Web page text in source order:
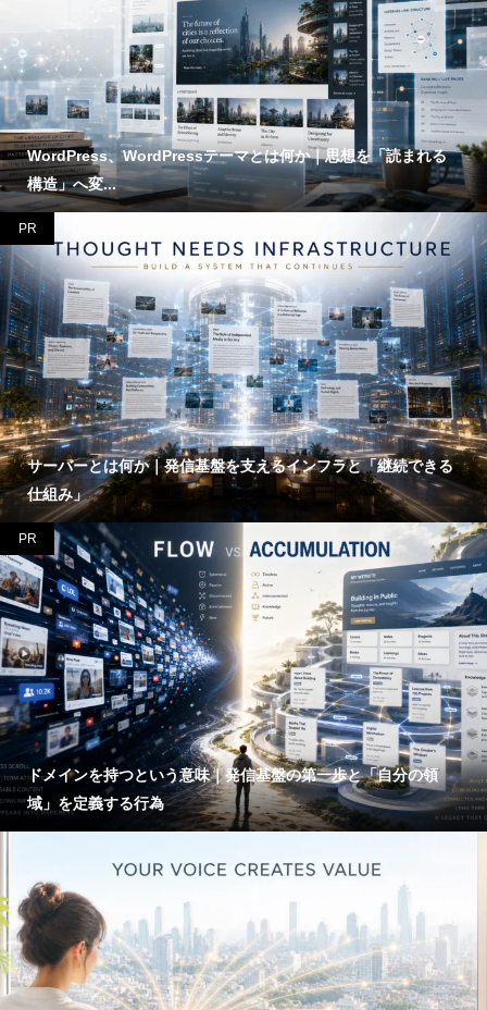
WordPress、WordPressテーマとは何か｜思想を「読まれる
構造」へ変...
サーバーとは何か｜発信基盤を支えるインフラと「継続できる
仕組み」
PR
ドメインを持つという意味｜発信基盤の第一歩と「自分の領
域」を定義する行為
PR